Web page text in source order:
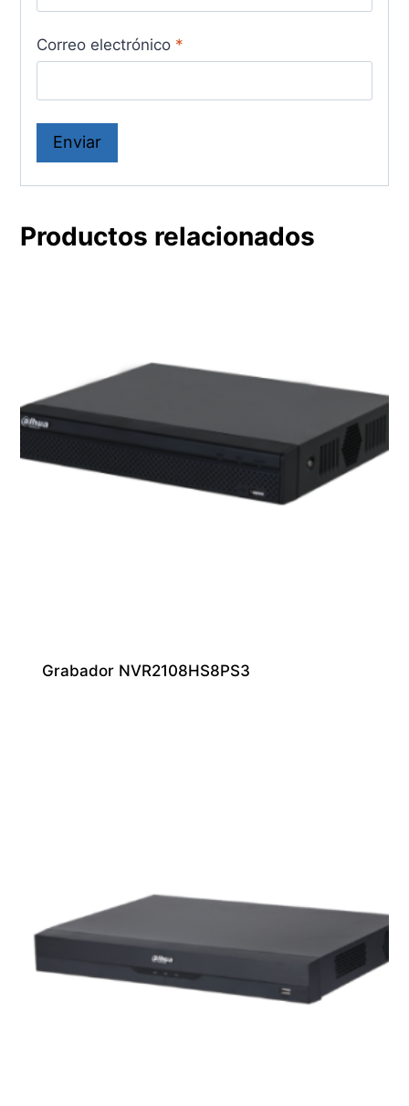
Correo electrónico *
Productos relacionados
Grabador NVR2108HS8PS3